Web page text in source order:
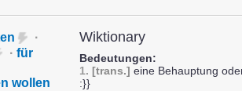
·
· für
wollen
Wiktionary
Bedeutungen:
1. [trans.] eine Behauptung
:}}